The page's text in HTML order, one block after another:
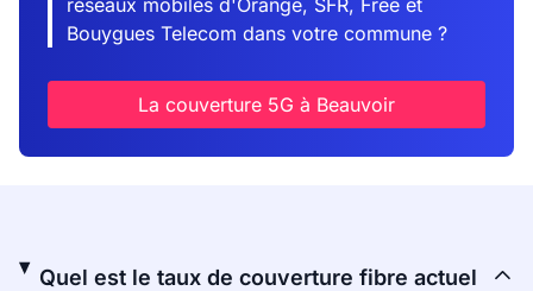
réseaux mobiles d'Orange, SFR, Free et
Bouygues Telecom dans votre commune ?
La couverture 5G à Beauvoir
Quel est le taux de couverture fibre actuel